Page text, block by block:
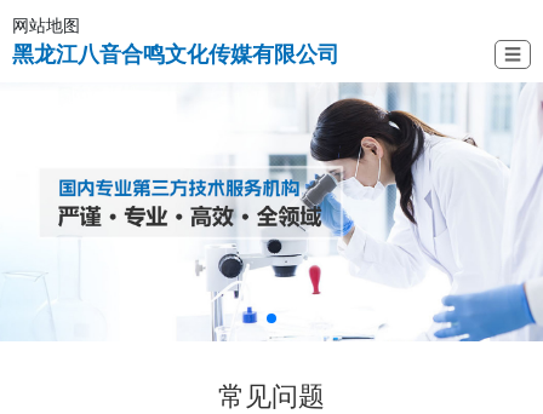
网站地图
黑龙江八音合鸣文化传媒有限公司 ☰
常见问题